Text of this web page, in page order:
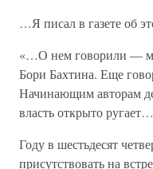
…Я писал в газете об
«…О нем говорили —
Бори Бахтина. Еще
Начинающим авторам
власть открыто ругает…
Году в шестьдесят
присутствовать на